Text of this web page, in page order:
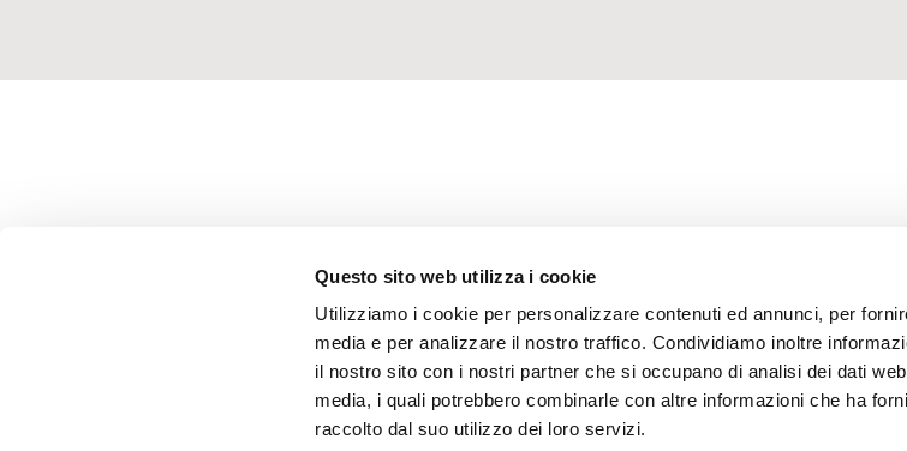
Questo sito web utilizza i cookie
Utilizziamo i cookie per personalizzare contenuti ed annunci, per
media e per analizzare il nostro traffico. Condividiamo inoltre
il nostro sito con i nostri partner che si occupano di analisi dei dati
media, i quali potrebbero combinarle con altre informazioni che ha
raccolto dal suo utilizzo dei loro servizi.